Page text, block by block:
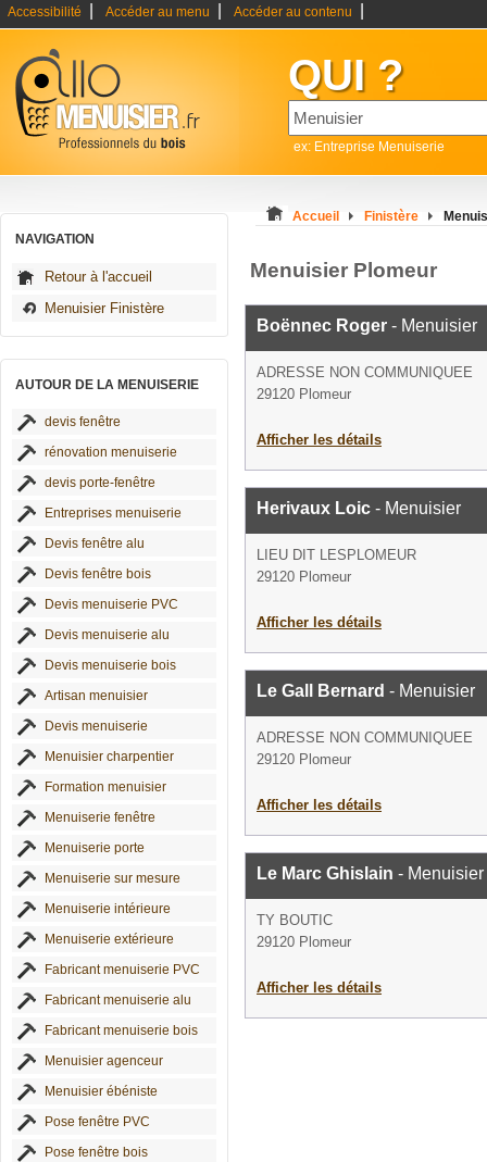
Accessibilité Accéder au menu Accéder au contenu
QUI ?
ex: Entreprise Menuiserie
NAVIGATION
Retour à l'accueil
Menuisier Finistère
AUTOUR DE LA MENUISERIE
devis fenêtre
rénovation menuiserie
devis porte-fenêtre
Entreprises menuiserie
Devis fenêtre alu
Devis fenêtre bois
Devis menuiserie PVC
Devis menuiserie alu
Devis menuiserie bois
Artisan menuisier
Devis menuiserie
Menuisier charpentier
Formation menuisier
Menuiserie fenêtre
Menuiserie porte
Menuiserie sur mesure
Menuiserie intérieure
Menuiserie extérieure
Fabricant menuiserie PVC
Fabricant menuiserie alu
Fabricant menuiserie bois
Menuisier agenceur
Menuisier ébéniste
Pose fenêtre PVC
Pose fenêtre bois
Accueil Finistère
Menuisier Plomeur
Boënnec Roger - Menuisier
ADRESSE NON COMMUNIQUEE
29120 Plomeur
Afficher les détails
Herivaux Loic - Menuisier
LIEU DIT LESPLOMEUR
29120 Plomeur
Afficher les détails
Le Gall Bernard - Menuisier
ADRESSE NON COMMUNIQUEE
29120 Plomeur
Afficher les détails
Le Marc Ghislain - Menuisier
TY BOUTIC
29120 Plomeur
Afficher les détails